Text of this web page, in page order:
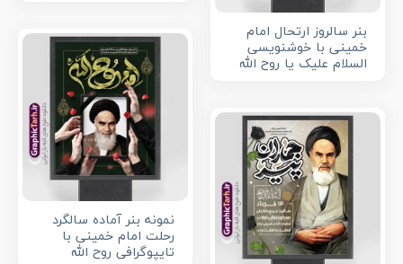
بنر سالروز ارتحال امام
خمینی با خوشنویسی
السلام علیک یا روح الله
نمونه بنر آماده سالگرد
رحلت امام خمینی با
تایپوگرافی روح الله